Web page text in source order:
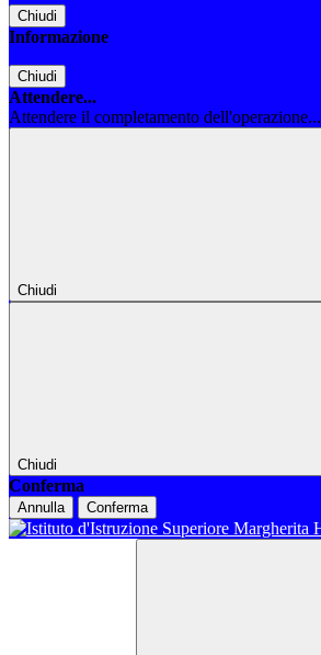
Chiudi
Informazione
Chiudi
Attendere...
Attendere il completamento dell'operazione...
Chiudi
Chiudi
Conferma
Annulla Conferma